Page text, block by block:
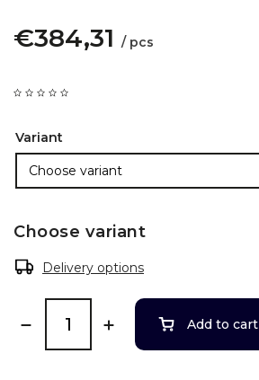
€384,31 / pcs
Variant
Choose variant
Delivery options
Add to cart